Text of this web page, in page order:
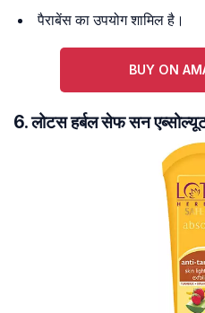
पैराबेंस का उपयोग शामिल है।
BUY ON
6. लोटस हर्बल सेफ सन